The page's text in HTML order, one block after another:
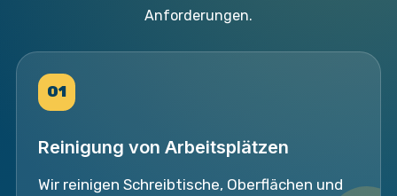
Anforderungen.
01
Reinigung von Arbeitsplätzen
Wir reinigen Schreibtische, Oberflächen und